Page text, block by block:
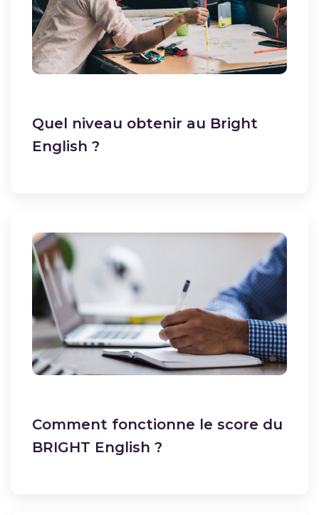
Quel niveau obtenir au Bright
English ?
Comment fonctionne le score du
BRIGHT English ?